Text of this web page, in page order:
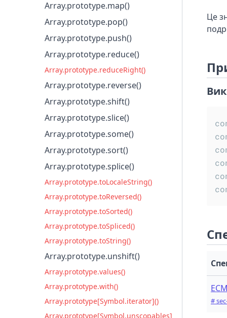
Це
#
Array.prototype.map()
Array.prototype.pop()
Array.prototype.push()
Array.prototype.reduce()
Array.prototype.reduceRight()
Array.prototype.reverse()
Array.prototype.shift()
Array.prototype.slice()
Array.prototype.some()
Array.prototype.sort()
Array.prototype.splice()
Array.prototype.toLocaleString()
Array.prototype.toReversed()
Array.prototype.toSorted()
Array.prototype.toSpliced()
Array.prototype.toString()
Array.prototype.unshift()
Array.prototype.values()
Array.prototype.with()
Array.prototype[Symbol.iterator]()
Array.prototype[Symbol.unscopables]